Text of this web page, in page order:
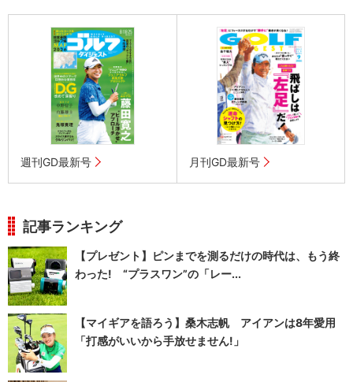
週刊GD最新号 月刊GD最新号
記事ランキング
【プレゼント】ピンまでを測るだけの時代は、もう終
わった! “プラスワン”の「レー...
【マイギアを語ろう】桑木志帆 アイアンは8年愛用
「打感がいいから手放せません!」